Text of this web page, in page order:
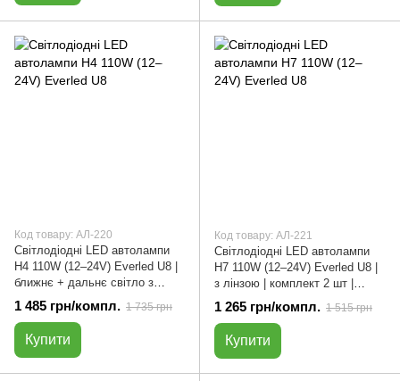
Код товару: АЛ-220
Світлодіодні LED автолампи
H4 110W (12–24V) Everled U8 |
ближнє + дальнє світло з
лінзою | комплект 2 шт |
АЛ-220
1 485 грн/компл. 1 735 грн
Купити
Код товару: АЛ-221
Світлодіодні LED автолампи
H7 110W (12–24V) Everled U8 |
з лінзою | комплект 2 шт |
АЛ-221
1 265 грн/компл. 1 515 грн
Купити